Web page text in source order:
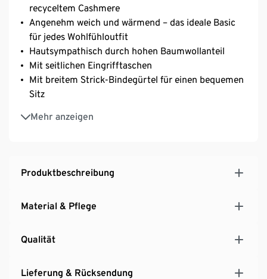
recyceltem Cashmere
Angenehm weich und wärmend – das ideale Basic
für jedes Wohlfühloutfit
Hautsympathisch durch hohen Baumwollanteil
Mit seitlichen Eingrifftaschen
Mit breitem Strick-Bindegürtel für einen bequemen
Sitz
Mehr anzeigen
Mit breiten Strickbündchen an den Beinabschlüssen
Produktbeschreibung
Material & Pflege
Qualität
Lieferung & Rücksendung